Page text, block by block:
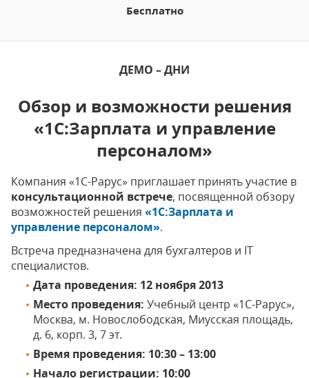
Бесплатно
ДЕМО – ДНИ
Обзор и возможности решения
«1С:Зарплата и управление
персоналом»
Компания «1С-Рарус» приглашает принять участие в
консультационной встрече, посвященной обзору
возможностей решения «1C:Зарплата и
управление персоналом».
Встреча предназначена для бухгалтеров и IT
специалистов.
Дата проведения: 12 ноября 2013
Место проведения: Учебный центр «1С-Рарус»,
Москва, м. Новослободская, Миусская площадь,
д. 6, корп. 3, 7 эт.
Время проведения: 10:30 – 13:00
Начало регистрации: 10:00